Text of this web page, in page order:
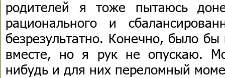
родителей я тоже пытаюсь
рационального и
безрезультатно. Конечно, было
вместе, но я рук не опускаю.
нибудь и для них переломный